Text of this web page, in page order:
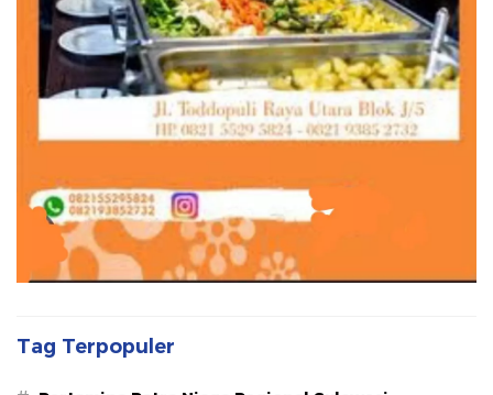
Tag Terpopuler